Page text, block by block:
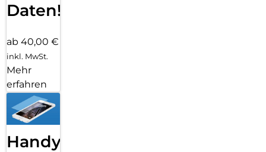
Daten!
ab 40,00 €
inkl. MwSt.
Mehr
erfahren
Handy